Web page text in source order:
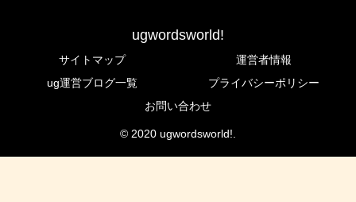
ugwordsworld!
サイトマップ
運営者情報
ug運営ブログ一覧
プライバシーポリシー
お問い合わせ
© 2020 ugwordsworld!.